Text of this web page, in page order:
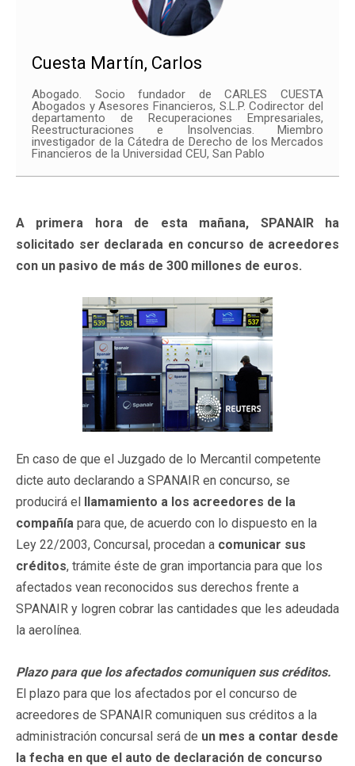
Cuesta Martín, Carlos
Abogado. Socio fundador de CARLES CUESTA
Abogados y Asesores Financieros, S.L.P. Codirector del
departamento de Recuperaciones Empresariales,
Reestructuraciones e Insolvencias. Miembro
investigador de la Cátedra de Derecho de los Mercados
Financieros de la Universidad CEU, San Pablo
A primera hora de esta mañana, SPANAIR ha
solicitado ser declarada en concurso de acreedores
con un pasivo de más de 300 millones de euros.
En caso de que el Juzgado de lo Mercantil competente
dicte auto declarando a SPANAIR en concurso, se
producirá el llamamiento a los acreedores de la
compañía para que, de acuerdo con lo dispuesto en la
Ley 22/2003, Concursal, procedan a comunicar sus
créditos, trámite éste de gran importancia para que los
afectados vean reconocidos sus derechos frente a
SPANAIR y logren cobrar las cantidades que les adeudada
la aerolínea.
Plazo para que los afectados comuniquen sus créditos.
El plazo para que los afectados por el concurso de
acreedores de SPANAIR comuniquen sus créditos a la
administración concursal será de un mes a contar desde
la fecha en que el auto de declaración de concurso